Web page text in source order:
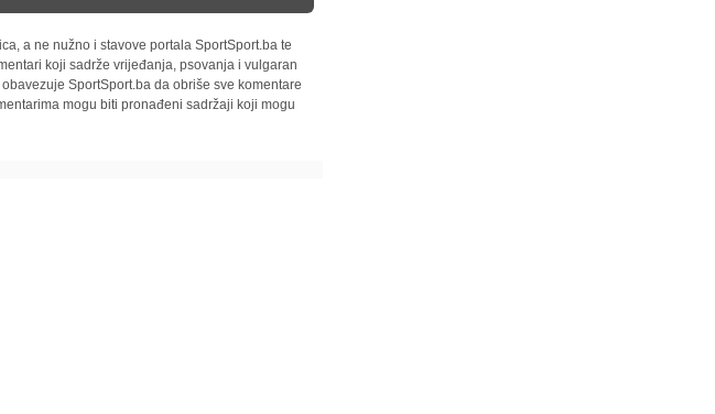
a ne nužno i stavove portala SportSport.ba te
koji sadrže vrijeđanja, psovanja i vulgaran
SportSport.ba da obriše sve komentare
mogu biti pronađeni sadržaji koji mogu